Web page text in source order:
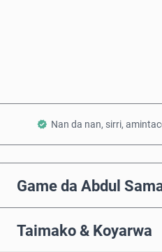
Nan da nan, sirri,
Game da Abdul
Taimako & Koyarwa